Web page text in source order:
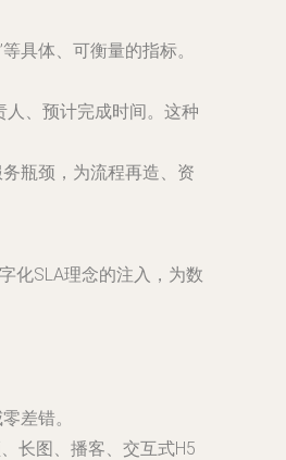
具体、可衡量的指标。
人、预计完成时间。这种
瓶颈，为流程再造、资
化SLA理念的注入，为数
差错。
长图、播客、交互式H5